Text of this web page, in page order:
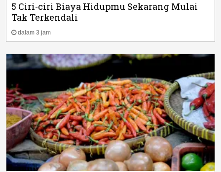
5 Ciri-ciri Biaya Hidupmu Sekarang Mulai
Tak Terkendali
dalam 3 jam